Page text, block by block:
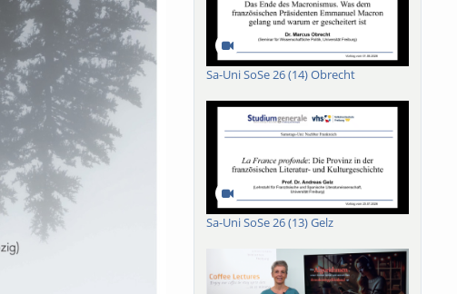
Sa-Uni SoSe 26 (14) Obrecht
Sa-Uni SoSe 26 (13) Gelz